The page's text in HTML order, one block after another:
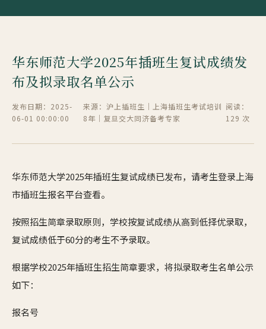
华东师范大学2025年插班生复试成绩发
布及拟录取名单公示
发布日期：2025-
06-01 00:00:00
来源：沪上插班生｜上海插班生考试培训
8年｜复旦交大同济备考专家
阅读：
129 次
华东师范大学2025年插班生复试成绩已发布，请考生登录上海
市插班生报名平台查看。
按照招生简章录取原则，学校按复试成绩从高到低择优录取，
复试成绩低于60分的考生不予录取。
根据学校2025年插班生招生简章要求，将拟录取考生名单公示
如下：
报名号